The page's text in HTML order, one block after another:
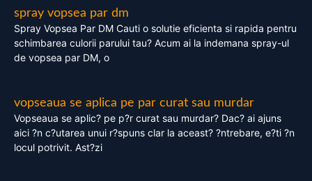
spray vopsea par dm
Spray Vopsea Par DM Cauti o solutie eficienta si rapida pentru
schimbarea culorii parului tau? Acum ai la indemana spray-ul
de vopsea par DM, o
vopseaua se aplica pe par curat sau murdar
Vopseaua se aplic? pe p?r curat sau murdar? Dac? ai ajuns
aici ?n c?utarea unui r?spuns clar la aceast? ?ntrebare, e?ti ?n
locul potrivit. Ast?zi